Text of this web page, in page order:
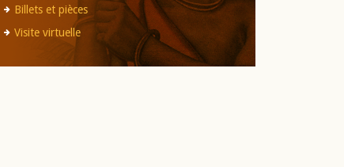
Billets et pièces
Visite virtuelle